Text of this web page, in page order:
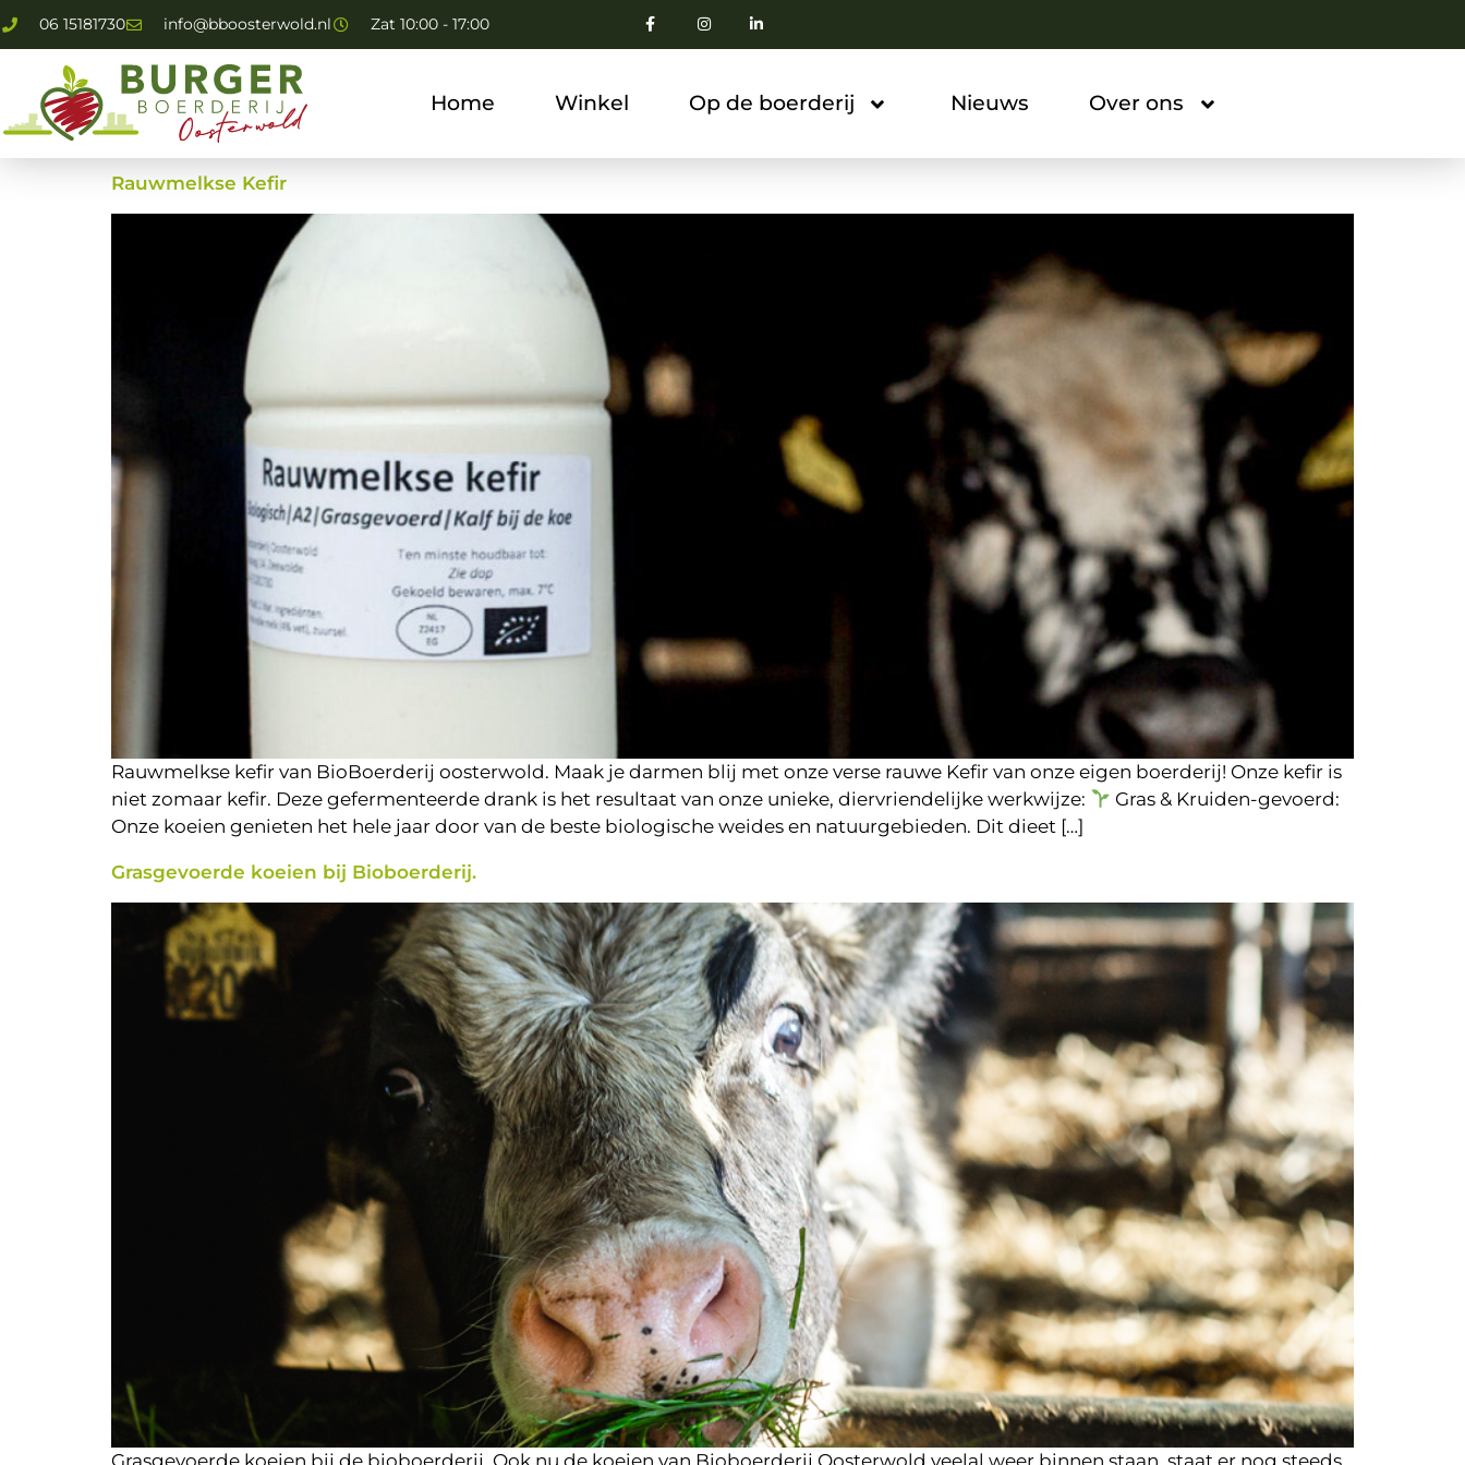
06 15181730 info@bboosterwold.nl Zat 10:00 - 17:00
Home Winkel Op de boerderij Nieuws Over ons
Rauwmelkse Kefir
Rauwmelkse kefir van BioBoerderij oosterwold. Maak je darmen blij met onze verse rauwe Kefir van onze eigen boerderij! Onze kefir is
niet zomaar kefir. Deze gefermenteerde drank is het resultaat van onze unieke, diervriendelijke werkwijze:
Gras & Kruiden-gevoerd:
Onze koeien genieten het hele jaar door van de beste biologische weides en natuurgebieden. Dit dieet […]
Grasgevoerde koeien bij Bioboerderij.